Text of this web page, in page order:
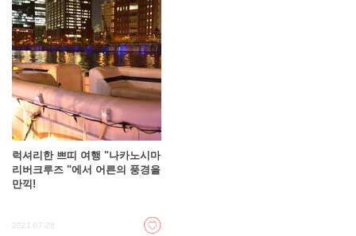
럭셔리한 쁘띠 여행 "나카노시마
리버크루즈 "에서 어른의 풍경을
만끽!
2021-07-28